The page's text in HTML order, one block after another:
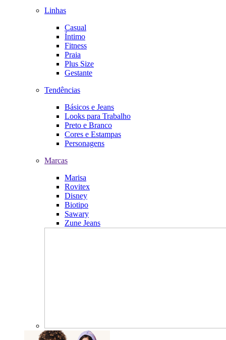
Linhas
Casual
Íntimo
Fitness
Praia
Plus Size
Gestante
Tendências
Básicos e Jeans
Looks para Trabalho
Preto e Branco
Cores e Estampas
Personagens
Marcas
Marisa
Rovitex
Disney
Biotipo
Sawary
Zune Jeans